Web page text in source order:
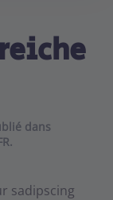
dans
.
sadipscing